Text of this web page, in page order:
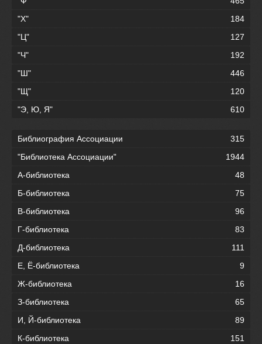
"Х"
184
"Ц"
127
"Ч"
192
"Ш"
446
"Щ"
120
"Э, Ю, Я"
610
Библиография Ассоциации
315
"Библиотека Ассоциации"
1944
А-библиотека
48
Б-библиотека
75
В-библиотека
96
Г-библиотека
83
Д-библиотека
111
Е, Ё-библиотека
9
Ж-библиотека
16
З-библиотека
65
И, Й-библиотека
89
К-библиотека
151